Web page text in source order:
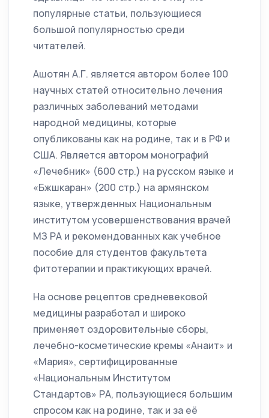
популярные статьи, пользующиеся
большой популярностью среди
читателей.
Ашотян А.Г. является автором более 100
научных статей относительно лечения
различных заболеваний методами
народной медицины, которые
опубликованы как на родине, так и в РФ и
США. Является автором монографий
«Лечебник» (600 стр.) на русском языке и
«Бжшкаран» (200 стр.) на армянском
языке, утвержденных Национальным
институтом усовершенствования врачей
МЗ РА и рекомендованных как учебное
пособие для студентов факультета
фитотерапии и практикующих врачей.
На основе рецептов средневековой
медицины разработал и широко
применяет оздоровительные сборы,
лечебно-косметические кремы «Анаит» и
«Мария», сертифицированные
«Национальным Институтом
Стандартов» РА, пользующиеся большим
спросом как на родине, так и за её